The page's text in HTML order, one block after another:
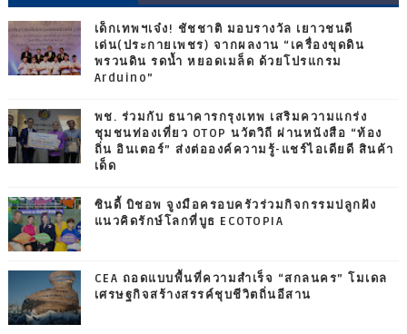
เด็กเทพฯเจ๋ง! ชัชชาติ มอบรางวัล เยาวชนดี
เด่น(ประกายเพชร) จากผลงาน “เครื่องขุดดิน
พรวนดิน รดน้ำ หยอดเมล็ด ด้วยโปรแกรม
Arduino”
พช. ร่วมกับ ธนาคารกรุงเทพ เสริมความแกร่ง
ชุมชนท่องเที่ยว OTOP นวัตวิถี ผ่านหนังสือ “ท้อง
ถิ่น อินเตอร์” ส่งต่อองค์ความรู้-แชร์ไอเดียดี สินค้า
เด็ด
ซินดี้ บิชอพ จูงมือครอบครัวร่วมกิจกรรมปลูกฝัง
แนวคิดรักษ์โลกที่บูธ ECOTOPIA
CEA ถอดแบบพื้นที่ความสำเร็จ “สกลนคร” โมเดล
เศรษฐกิจสร้างสรรค์ชุบชีวิตถิ่นอีสาน